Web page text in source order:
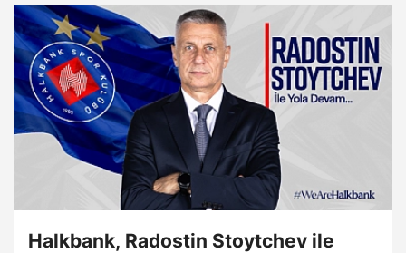
Halkbank, Radostin Stoytchev ile